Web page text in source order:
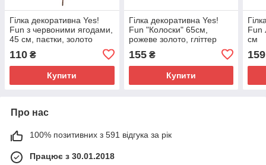
Гілка декоративна Yes!
Fun з червоними ягодами,
45 см, паєтки, золото
110 ₴
Купити
Гілка декоративна Yes!
Fun "Колоски" 65см,
рожеве золото, гліттер
155₴
Купити
Fun
см
159
Про нас
100% позитивних з 591 відгука за рік
Працює з 30.01.2018